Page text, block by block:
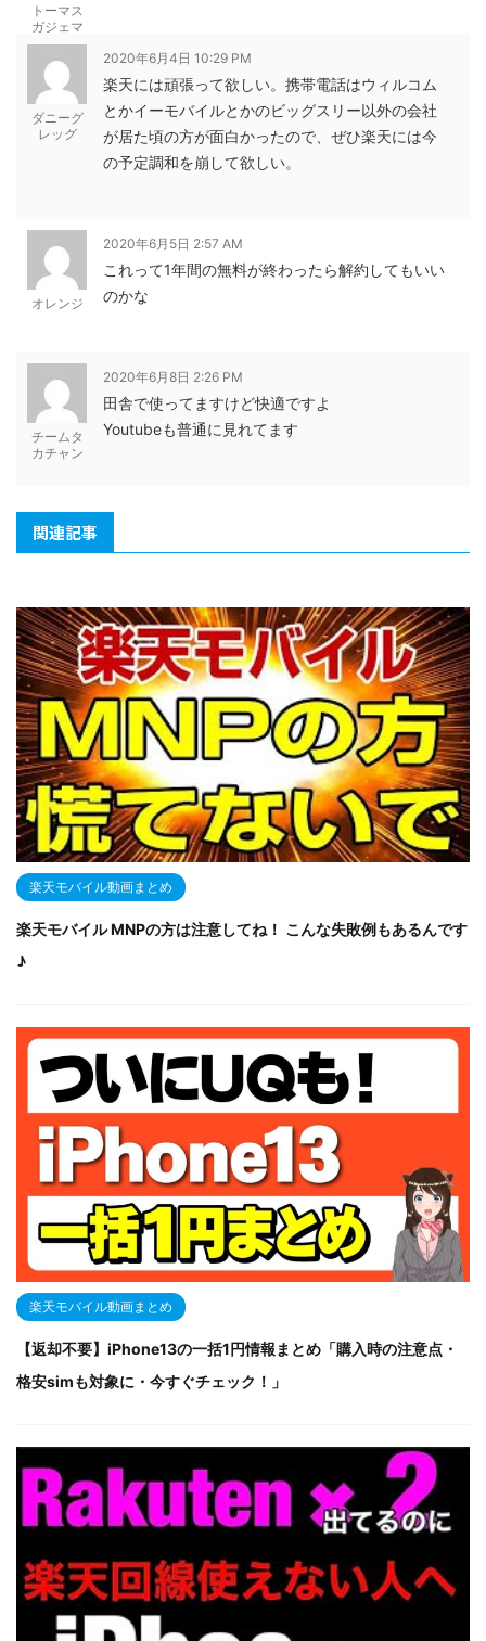
トーマス
ガジェマ
ガ
ダニーグ
レッグ
2020年6月4日 10:29 PM
楽天には頑張って欲しい。携帯電話はウィルコム
とかイーモバイルとかのビッグスリー以外の会社
が居た頃の方が面白かったので、ぜひ楽天には今
の予定調和を崩して欲しい。
オレンジ
2020年6月5日 2:57 AM
これって1年間の無料が終わったら解約してもいい
のかな
チームタ
カチャン
2020年6月8日 2:26 PM
田舎で使ってますけど快適ですよ
Youtubeも普通に見れてます
関連記事
楽天モバイル動画まとめ
楽天モバイル MNPの方は注意してね！ こんな失敗例もあるんです
♪
楽天モバイル動画まとめ
【返却不要】iPhone13の一括1円情報まとめ「購入時の注意点・
格安simも対象に・今すぐチェック！」